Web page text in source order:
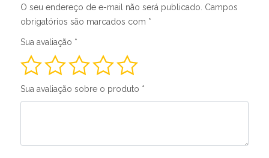
O seu endereço de e-mail não será publicado. Campos
obrigatórios são marcados com *
Sua avaliação *
Sua avaliação sobre o produto *